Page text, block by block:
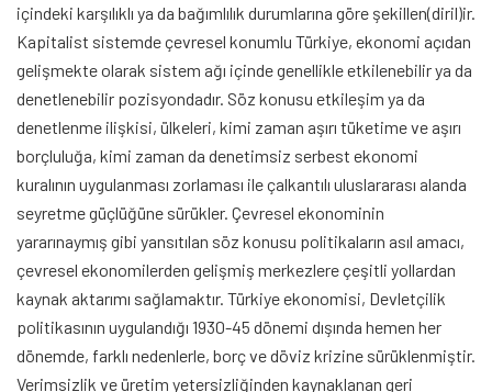
içindeki karşılıklı ya da bağımlılık durumlarına göre şekillen(diril)ir.
Kapitalist sistemde çevresel konumlu Türkiye, ekonomi açıdan
gelişmekte olarak sistem ağı içinde genellikle etkilenebilir ya da
denetlenebilir pozisyondadır. Söz konusu etkileşim ya da
denetlenme ilişkisi, ülkeleri, kimi zaman aşırı tüketime ve aşırı
borçluluğa, kimi zaman da denetimsiz serbest ekonomi
kuralının uygulanması zorlaması ile çalkantılı uluslararası alanda
seyretme güçlüğüne sürükler. Çevresel ekonominin
yararınaymış gibi yansıtılan söz konusu politikaların asıl amacı,
çevresel ekonomilerden gelişmiş merkezlere çeşitli yollardan
kaynak aktarımı sağlamaktır. Türkiye ekonomisi, Devletçilik
politikasının uygulandığı 1930-45 dönemi dışında hemen her
dönemde, farklı nedenlerle, borç ve döviz krizine sürüklenmiştir.
Verimsizlik ve üretim yetersizliğinden kaynaklanan geri